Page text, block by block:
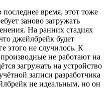
время, этот тоже
заново загружать
На ранних стадиях
джейлбрейк будет
этого не случилось. К
не работают на
загружать на устройство
записи разработчика
не идеальным, но он